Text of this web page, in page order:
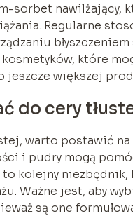
sorbet nawilżający,
Regularne
które
jeszcze większej
do cery
warto postawić
i pudry mogą
to kolejny
Ważne jest, aby
są one